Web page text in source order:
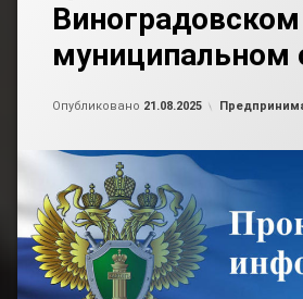
Виноградовском
муниципальном
Опубликовано 21.08.2025 Рубрики: